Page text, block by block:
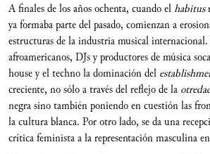
A finales de los años ochenta, cuando elhabitus
ya formaba parte del pasado, comienzan a
estructuras de la industria musical
afroamericanos, DJs y productores de música
house y el techno la dominación del
creciente, no sólo a través del reflejo de la
negra sino también poniendo en cuestión las
la cultura blanca. Por otro lado, se da una
crítica feminista a la representación masculina